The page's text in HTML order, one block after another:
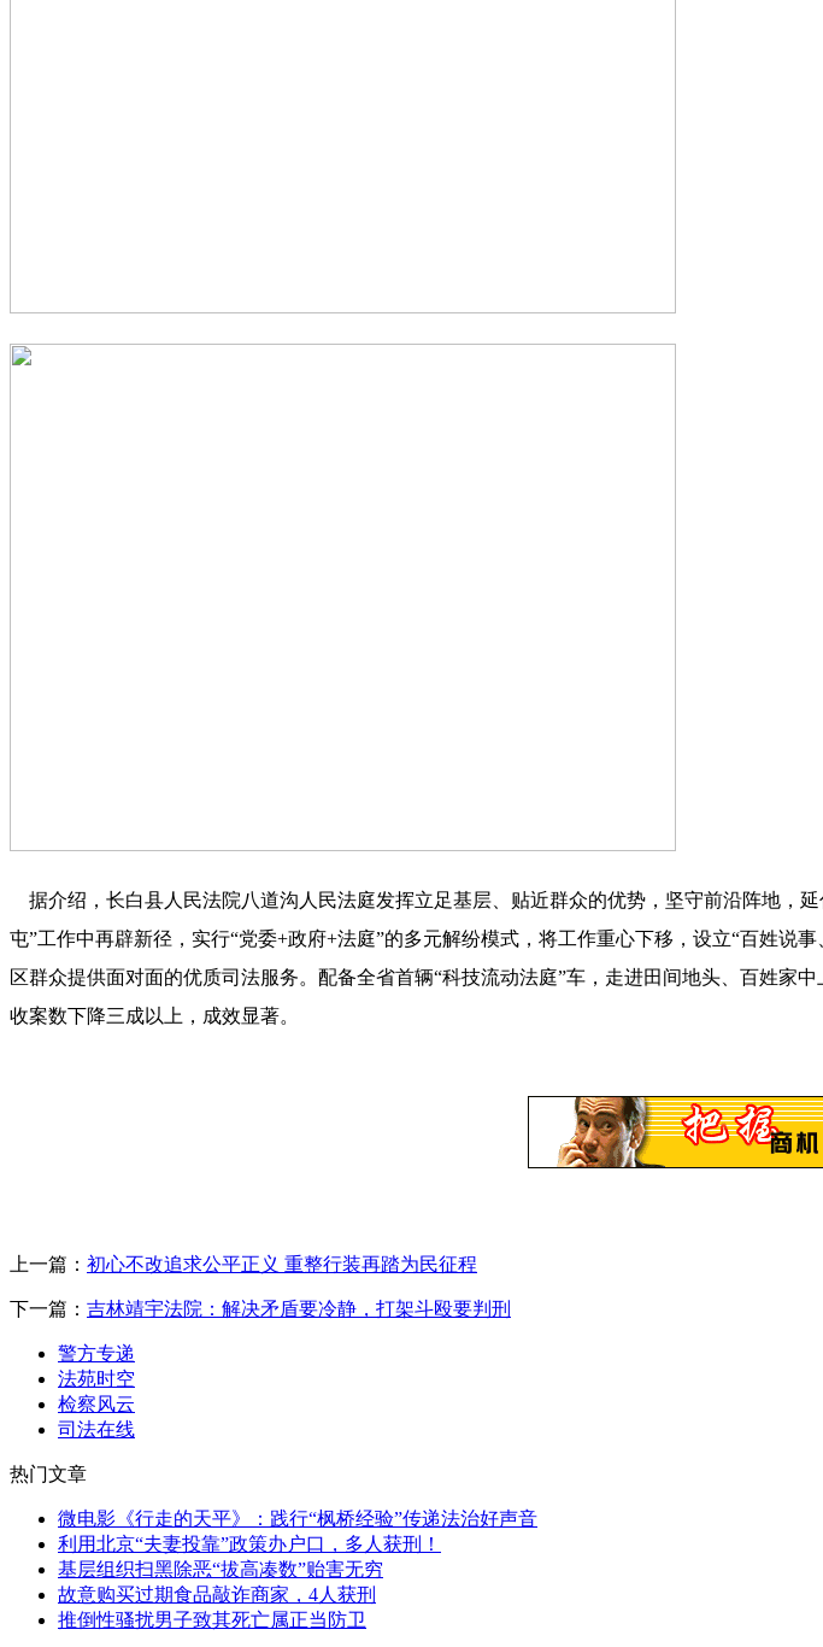
据介绍，长白县人民法院八道沟人民法庭发挥立足基层、贴近群众的优势，坚守前沿阵地，
屯”工作中再辟新径，实行“党委+政府+法庭”的多元解纷模式，将工作重心下移，设立“百姓
区群众提供面对面的优质司法服务。配备全省首辆“科技流动法庭”车，走进田间地头、百姓
收案数下降三成以上，成效显著。
上一篇： 初心不改追求公平正义 重整行装再踏为民征程
下一篇： 吉林靖宇法院：解决矛盾要冷静，打架斗殴要判刑
警方专递
法苑时空
检察风云
司法在线
热门文章
微电影《行走的天平》：践行“枫桥经验”传递法治好声音
利用北京“夫妻投靠”政策办户口，多人获刑！
基层组织扫黑除恶“拔高凑数”贻害无穷
故意购买过期食品敲诈商家，4人获刑
推倒性骚扰男子致其死亡属正当防卫